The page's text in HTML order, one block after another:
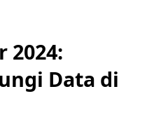
2024:
Data di